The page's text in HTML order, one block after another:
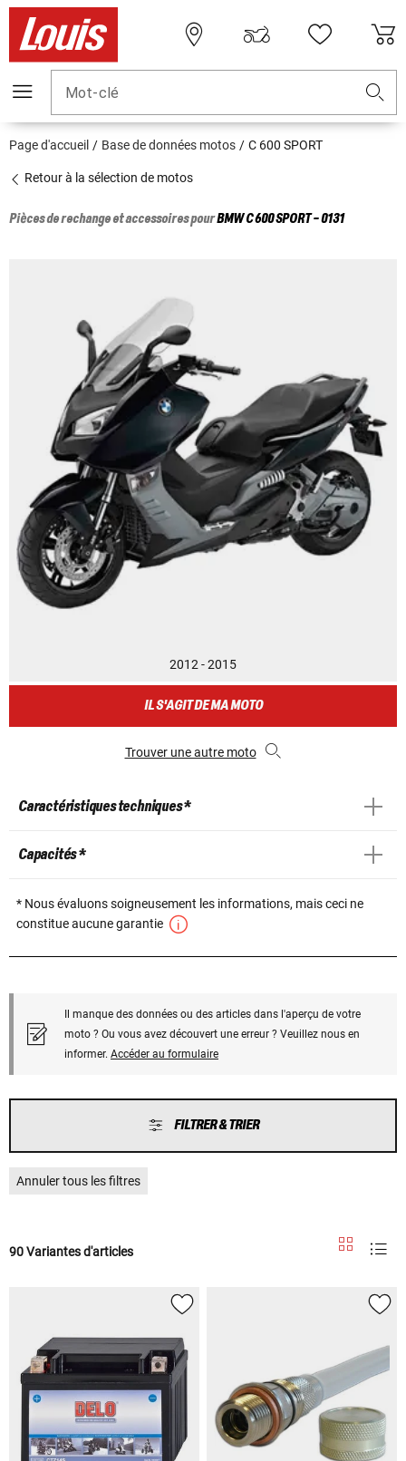
Mot-clé
Page d'accueil Base de données motos C 600 SPORT
Retour à la sélection de motos
Pièces de rechange et accessoires pourBMWC 600 SPORT - 0131
2012 - 2015
IL S'AGIT DE MA MOTO
Trouver une autre moto
Caractéristiques techniques *
Capacités *
* Nous évaluons soigneusement les informations, mais ceci ne
constitue aucune garantie
Il manque des données ou des articles dans l'aperçu de votre
moto ? Ou vous avez découvert une erreur ? Veuillez nous en
informer. Accéder au formulaire
FILTRER & TRIER
Annuler tous les filtres
90 Variantes d'articles